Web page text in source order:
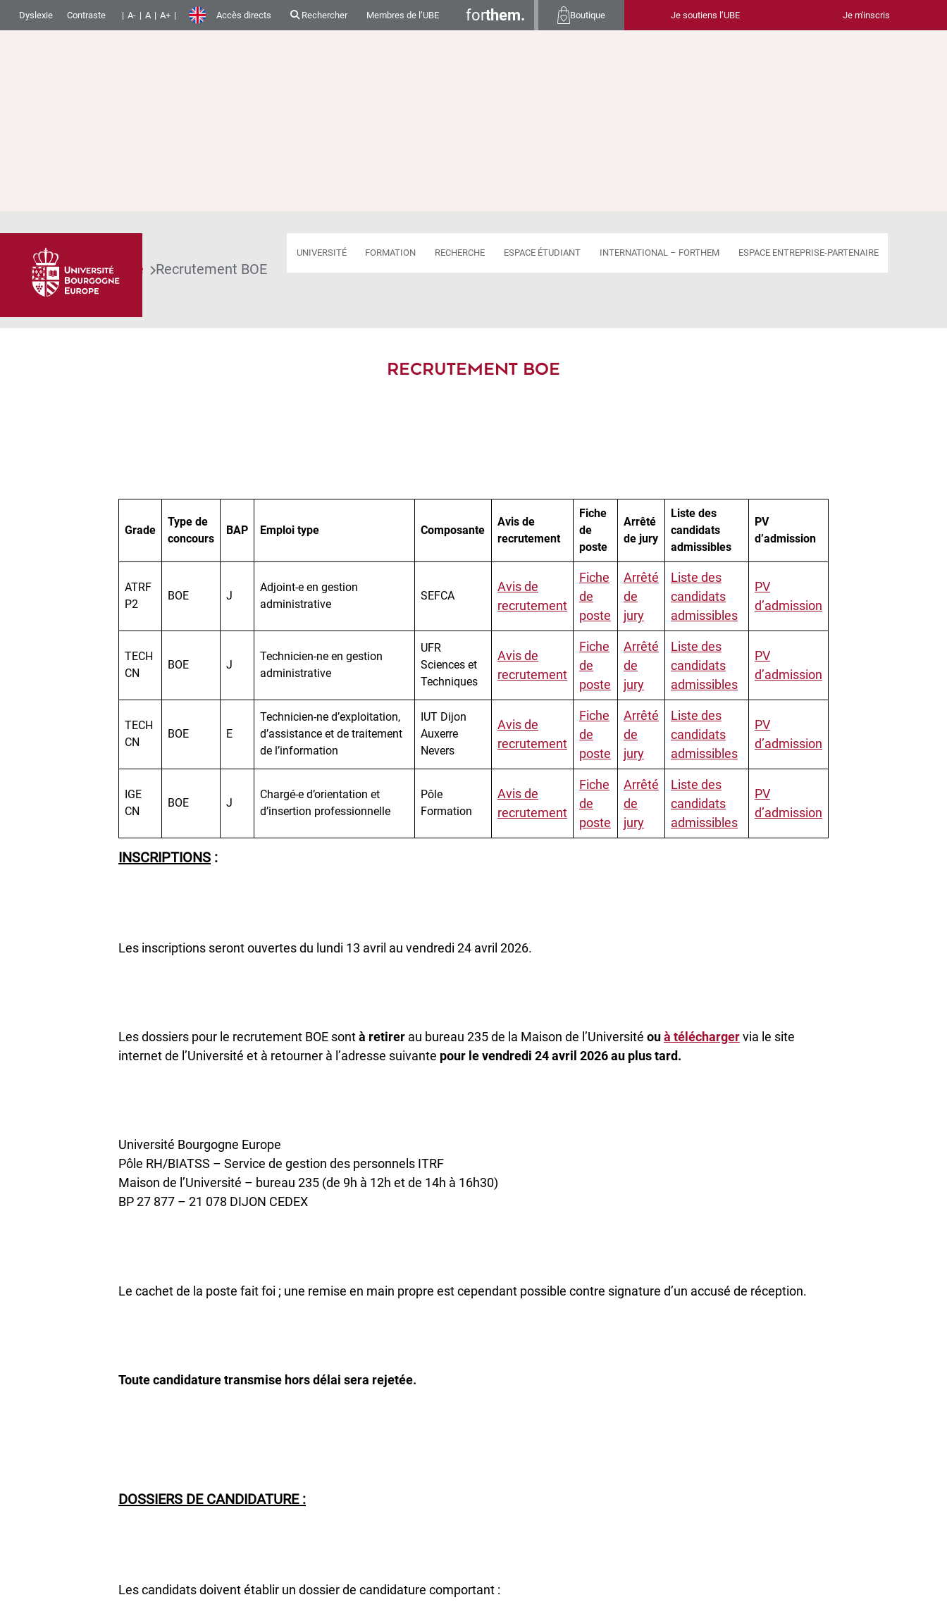
Dyslexie Contraste A- A A+ Accès directs Rechercher Membres de l’UBE forthem. Boutique Je soutiens l’UBE Je m'inscris
UNIVERSITÉ FORMATION RECHERCHE ESPACE ÉTUDIANT INTERNATIONAL – FORTHEM ESPACE ENTREPRISE-PARTENAIRE
Accueil Université Recrutement BOE
RECRUTEMENT BOE
Grade
Type de
concours
BAP Emploi type Composante
Avis de
recrutement
Fiche
de
poste
Arrêté
de jury
Liste des
candidats
admissibles
PV
d’admission
ATRF
P2
BOE J
Adjoint-e en gestion
administrative
SEFCA
Avis de
recrutement
Fiche
de
poste
Arrêté
de
jury
Liste des
candidats
admissibles
PV
d’admission
TECH
CN
BOE J
Technicien-ne en gestion
administrative
UFR
Sciences et
Techniques
Avis de
recrutement
Fiche
de
poste
Arrêté
de
jury
Liste des
candidats
admissibles
PV
d’admission
TECH
CN
BOE E
Technicien-ne d’exploitation,
d’assistance et de traitement
de l’information
IUT Dijon
Auxerre
Nevers
Avis de
recrutement
Fiche
de
poste
Arrêté
de
jury
Liste des
candidats
admissibles
PV
d’admission
IGE
CN
BOE J
Chargé-e d’orientation et
d’insertion professionnelle
Pôle
Formation
Avis de
recrutement
Fiche
de
poste
Arrêté
de
jury
Liste des
candidats
admissibles
PV
d’admission
INSCRIPTIONS:
Les inscriptions seront ouvertes du lundi 13 avril au vendredi 24 avril 2026.
Les dossiers pour le recrutement BOE sontà retirerau bureau 235 de la Maison de l’Université ouà téléchargervia le site
internet de l’Université et à retourner à l’adresse suivante pour le vendredi 24 avril 2026 au plus tard.
Université Bourgogne Europe
Pôle RH/BIATSS – Service de gestion des personnels ITRF
Maison de l’Université – bureau 235 (de 9h à 12h et de 14h à 16h30)
BP 27 877 – 21 078 DIJON CEDEX
Le cachet de la poste fait foi ; une remise en main propre est cependant possible contre signature d’un accusé de réception.
Toute candidature transmise hors délai sera rejetée.
DOSSIERS DE CANDIDATURE :
Les candidats doivent établir un dossier de candidature comportant :